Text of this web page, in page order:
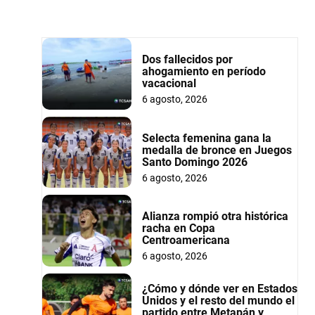
Dos fallecidos por
ahogamiento en período
vacacional
6 agosto, 2026
Selecta femenina gana la
medalla de bronce en Juegos
Santo Domingo 2026
6 agosto, 2026
Alianza rompió otra histórica
racha en Copa
Centroamericana
6 agosto, 2026
¿Cómo y dónde ver en Estados
Unidos y el resto del mundo el